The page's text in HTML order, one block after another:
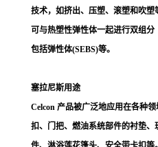
技术，如挤出、压塑、滚塑和吹塑
可与热塑性弹性体一起进行双组
包括弹性体(SEBS)等。
塞拉尼斯用途
Celcon 产品被广泛地应用在各种
扣、门把、燃油系统部件的衬垫